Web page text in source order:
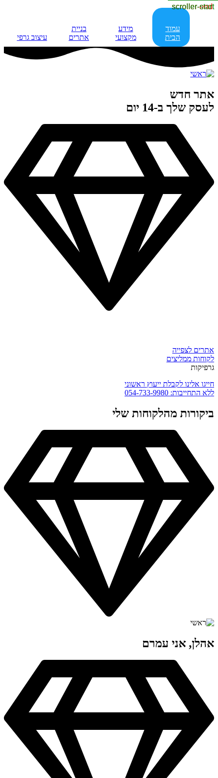
scroller-end
scroller-start
עמוד
הבית
מידע
מקצועי
בניית
אתרים
עיצוב גרפי
אתר חדש
לעסק שלך ב-14 יום
אתרים לצפייה
לקוחות ממליצים
גרפיקות
חייגו אלינו לקבלת ייעוץ ראשוני
ללא התחייבות: 054-733-9980
ביקורות מהלקוחות שלי
אהלן, אני עמרם